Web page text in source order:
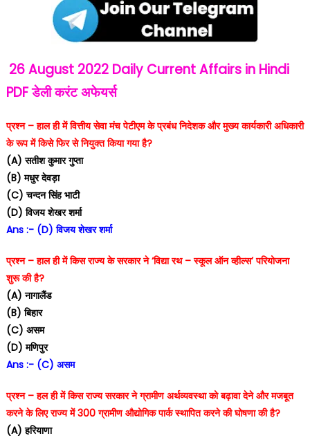
26 August 2022 Daily Current Affairs in Hindi
PDFडेली करंट अफेयर्स
प्रश्न – हाल ही में वित्तीय सेवा मंच पेटीएम के प्रबंध निदेशक और मुख्य कार्यकारी अधिकारी
के रूप में किसे फिर से नियुक्त किया गया है?
(A) सतीश कुमार गुप्ता
(B) मधुर देवड़ा
(C) चन्दन सिंह भाटी
(D) विजय शेखर शर्मा
Ans :- (D) विजय शेखर शर्मा
प्रश्न – हाल ही में किस राज्य के सरकार ने ‘विद्या रथ – स्कूल ऑन व्हील्स’ परियोजना
शुरू की है?
(A) नागालैंड
(B) बिहार
(C) असम
(D) मणिपुर
Ans :- (C) असम
प्रश्न – हल ही में किस राज्य सरकार ने ग्रामीण अर्थव्यवस्था को बढ़ावा देने और मजबूत
करने के लिए राज्य में 300 ग्रामीण औद्योगिक पार्क स्थापित करने की घोषणा की है?
(A) हरियाणा